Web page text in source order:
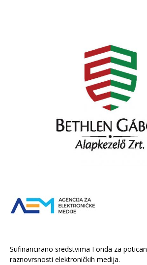
Sufinancirano sredstvima Fonda za
raznovrsnosti elektroničkih medija.